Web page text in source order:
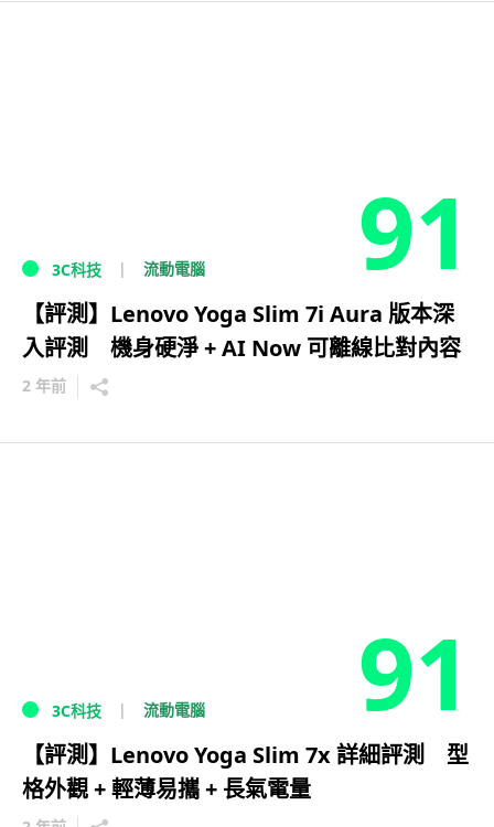
91
3C科技 流動電腦
【評測】Lenovo Yoga Slim 7i Aura 版本深
入評測 機身硬淨 + AI Now 可離線比對內容
2 年前
91
3C科技 流動電腦
【評測】Lenovo Yoga Slim 7x 詳細評測 型
格外觀 + 輕薄易攜 + 長氣電量